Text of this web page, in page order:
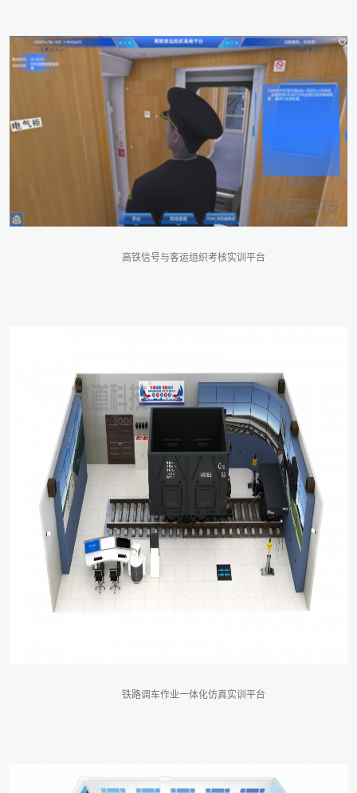
高铁信号与客运组织考核实训平台
铁路调车作业一体化仿真实训平台